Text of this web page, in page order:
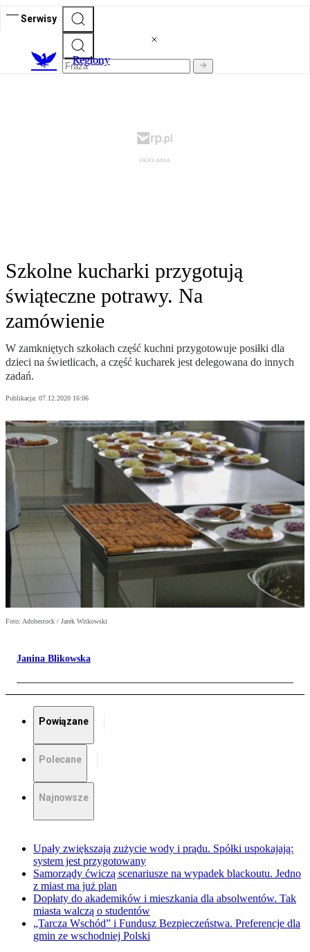
Serwisy
Regiony
Szkolne kucharki przygotują
świąteczne potrawy. Na
zamówienie
W zamkniętych szkołach część kuchni przygotowuje posiłki dla
dzieci na świetlicach, a część kucharek jest delegowana do innych
zadań.
Publikacja: 07.12.2020 16:06
Foto: Adobestock / Jarek Witkowski
Janina Blikowska
Powiązane
Polecane
Najnowsze
Upały zwiększają zużycie wody i prądu. Spółki uspokajają:
system jest przygotowany
Samorządy ćwiczą scenariusze na wypadek blackoutu. Jedno
z miast ma już plan
Dopłaty do akademików i mieszkania dla absolwentów. Tak
miasta walczą o studentów
„Tarcza Wschód” i Fundusz Bezpieczeństwa. Preferencje dla
gmin ze wschodniej Polski